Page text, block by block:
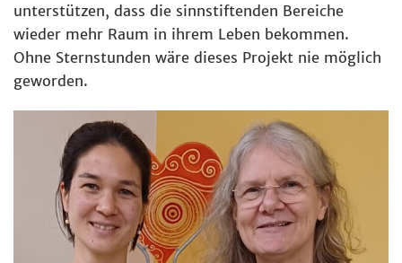
unterstützen, dass die sinnstiftenden Bereiche
wieder mehr Raum in ihrem Leben bekommen.
Ohne Sternstunden wäre dieses Projekt nie möglich
geworden.